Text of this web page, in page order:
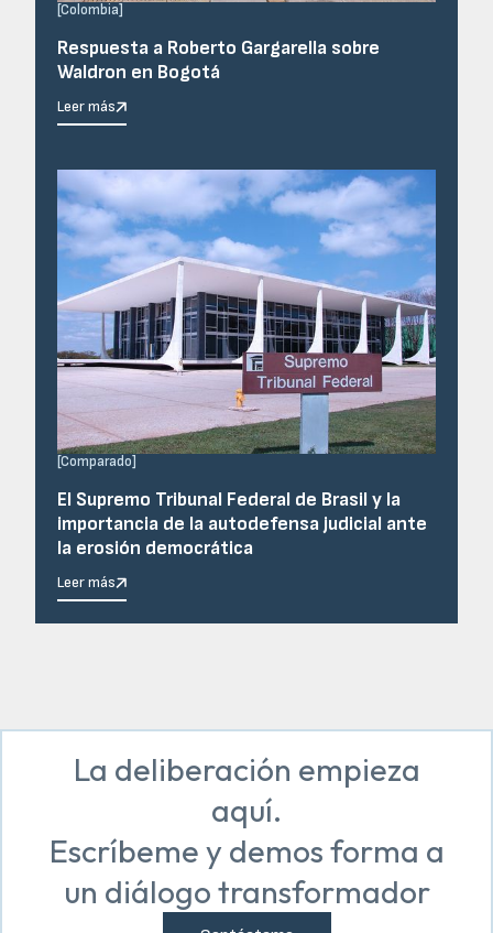
[Colombia]
Respuesta a Roberto Gargarella sobre
Waldron en Bogotá
Leer más
[Comparado]
El Supremo Tribunal Federal de Brasil y la
importancia de la autodefensa judicial ante
la erosión democrática
Leer más
La deliberación empieza
aquí.
Escríbeme y demos forma a
un diálogo transformador